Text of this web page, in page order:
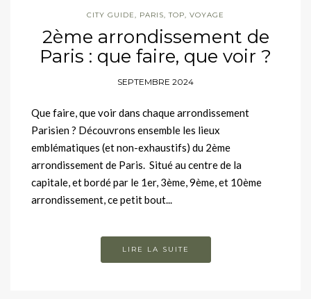
CITY GUIDE PARIS ,TOP VOYAGE
2ème arrondissement de
Paris : que faire, que voir ?
SEPTEMBRE 2024
Que faire, que voir dans chaque arrondissement
Parisien ? Découvrons ensemble les lieux
emblématiques (et non-exhaustifs) du 2ème
arrondissement de Paris. Situé au centre de la
capitale, et bordé par le 1er, 3ème, 9ème, et 10ème
arrondissement, ce petit bout...
LIRE LA SUITE